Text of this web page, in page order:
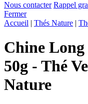
THE CHA
YUAN
Nous contacter Rappel
Fermer
Accueil | Thés Nature |
Chine
50g - Thé
Nature